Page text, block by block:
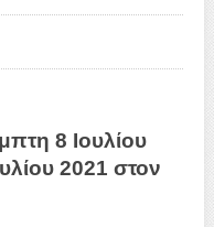
8 Ιουλίου
2021 στον